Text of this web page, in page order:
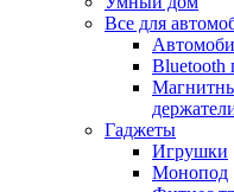
Все для
Bluetooth
Гаджеты
Игрушки
Монопод